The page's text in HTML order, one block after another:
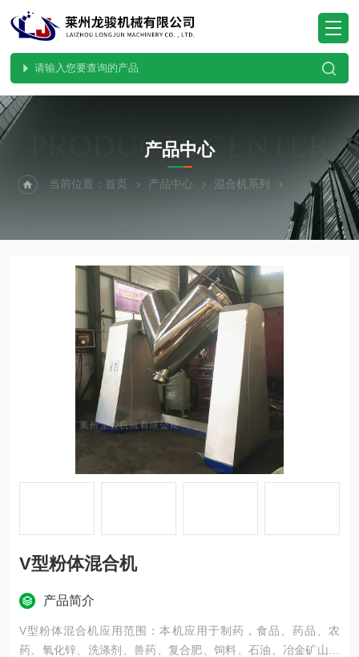
PRODUCTS CENTER
产品中心
当前位置：首页 产品中心 混合机系列 VH型混合机
V型粉体混合机
产品简介
V型粉体混合机应用范围：本机应用于制药，食品、药品、农
药、氧化锌、洗涤剂、兽药、复合肥、饲料、石油、冶金矿山、